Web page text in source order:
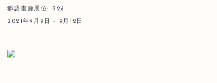
獅語畫廊展位: B28
2021年9月9日 - 9月12日